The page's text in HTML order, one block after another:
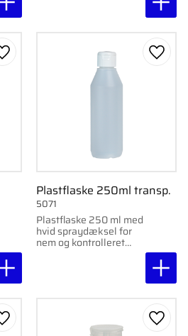
Gem som favorit
Plastflaske 250ml transp.
Plastflaske 250 ml med
hvid spraydæksel for
nem og kontrolleret
dosering.
5071
Gem
Gem som favorit Gem